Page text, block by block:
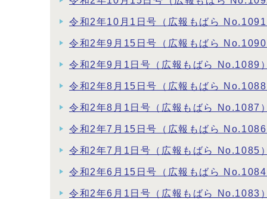
令和2年10月1日号（広報もばら No.1091
令和2年9月15日号（広報もばら No.1090
令和2年9月1日号（広報もばら No.1089）
令和2年8月15日号（広報もばら No.1088
令和2年8月1日号（広報もばら No.1087）
令和2年7月15日号（広報もばら No.1086
令和2年7月1日号（広報もばら No.1085）
令和2年6月15日号（広報もばら No.1084
令和2年6月1日号（広報もばら No.1083）